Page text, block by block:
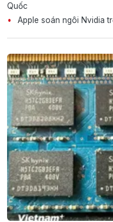
Quốc
Apple soán ngôi Nvidia